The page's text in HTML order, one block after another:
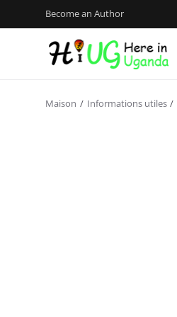
Become an Author
Maison Informations utiles